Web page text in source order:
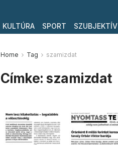
KULTÚRA SPORT SZUBJEKTÍV
Home Tag szamizdat
Címke:szamizdat